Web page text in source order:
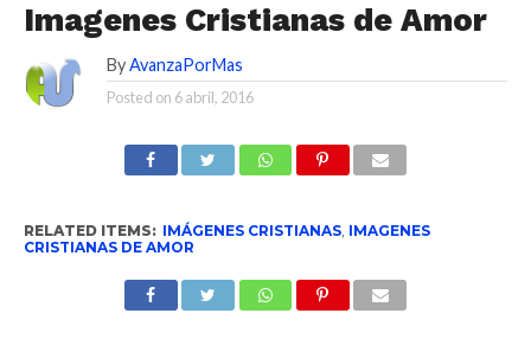
Imagenes Cristianas de Amor
By AvanzaPorMas
Posted on 6 abril, 2016
RELATED ITEMS: IMÁGENES CRISTIANAS, IMAGENES
CRISTIANAS DE AMOR